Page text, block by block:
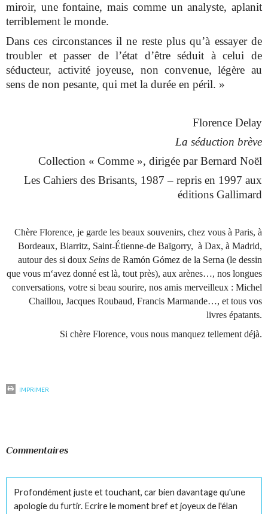
miroir, une fontaine, mais comme un analyste, aplanit
terriblement le monde.
Dans ces circonstances il ne reste plus qu’à essayer de
troubler et passer de l’état d’être séduit à celui de
séducteur, activité joyeuse, non convenue, légère au
sens de non pesante, qui met la durée en péril. »
Florence Delay
La séduction brève
Collection « Comme », dirigée par Bernard Noël
Les Cahiers des Brisants, 1987 – repris en 1997 aux
éditions Gallimard
Chère Florence, je garde les beaux souvenirs, chez vous à Paris, à
Bordeaux, Biarritz, Saint-Étienne-de Baïgorry, à Dax, à Madrid,
autour des si doux Seins de Ramón Gómez de la Serna (le dessin
que vous m‘avez donné est là, tout près), aux arènes…, nos longues
conversations, votre si beau sourire, nos amis merveilleux : Michel
Chaillou, Jacques Roubaud, Francis Marmande…, et tous vos
livres épatants.
Si chère Florence, vous nous manquez tellement déjà.
IMPRIMER
Commentaires
Profondément juste et touchant, car bien davantage qu'une
apologie du furtir. Ecrire le moment bref et joyeux de l'élan